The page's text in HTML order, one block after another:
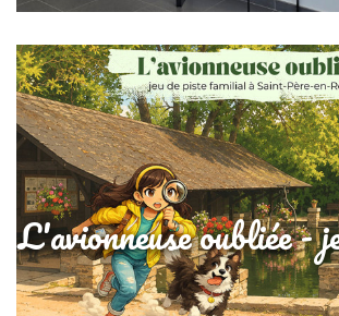
L'avionneuse oubliée -